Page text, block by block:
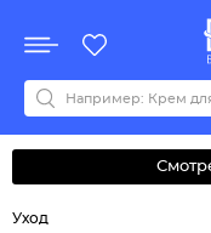
Все бренды
0-9ABCDEFGHIJKLMN
Уход